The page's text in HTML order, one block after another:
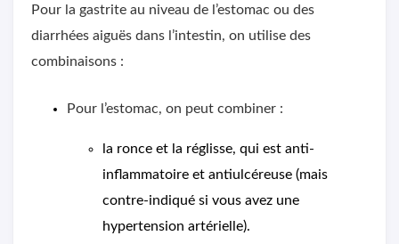
Pour la gastrite au niveau de l’estomac ou des
diarrhées aiguës dans l’intestin, on utilise des
combinaisons :
Pour l’estomac, on peut combiner :
la ronce et la réglisse, qui est anti-
inflammatoire et antiulcéreuse (mais
contre-indiqué si vous avez une
hypertension artérielle).